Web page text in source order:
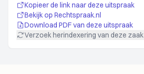
Kopieer de link naar deze uitspraak
Bekijk op Rechtspraak.nl
Download PDF van deze uitspraak
Verzoek herindexering van deze zaak